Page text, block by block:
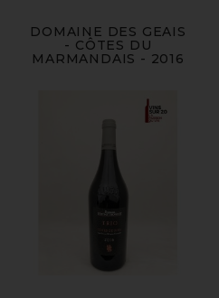
DOMAINE DES GEAIS
- CÔTES DU
MARMANDAIS - 2016